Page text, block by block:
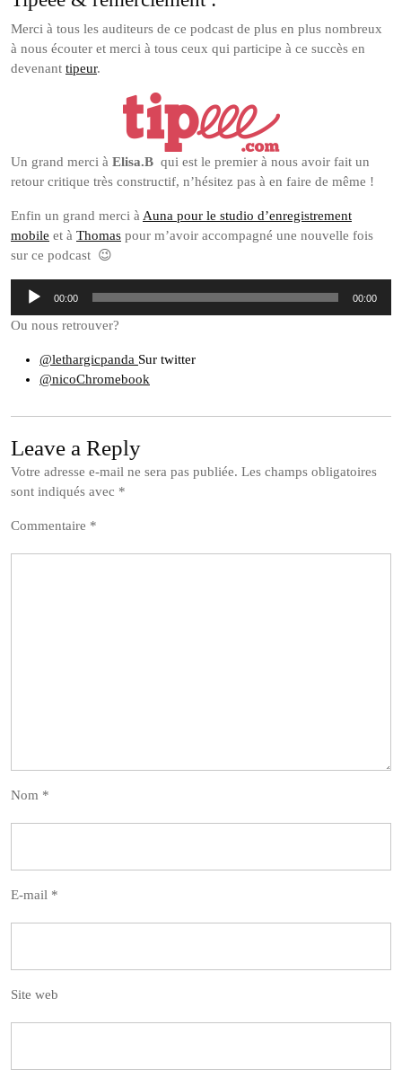
Merci à tous les auditeurs de ce podcast de plus en plus nombreux
à nous écouter et merci à tous ceux qui participe à ce succès en
devenant tipeur.
Un grand merci à Elisa.B qui est le premier à nous avoir fait un
retour critique très constructif, n’hésitez pas à en faire de même !
Enfin un grand merci à Auna pour le studio d’enregistrement
mobile et à Thomas pour m’avoir accompagné une nouvelle fois
sur ce podcast 😉
Lecteur
audio
00:00 00:00
Ou nous retrouver?
@lethargicpanda Sur twitter
@nicoChromebook
Leave a Reply
Votre adresse e-mail ne sera pas publiée. Les champs obligatoires
sont indiqués avec *
Commentaire *
Nom *
E-mail *
Site web